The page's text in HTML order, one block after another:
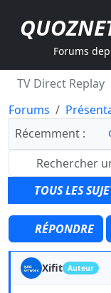
Forums
TV Direct Replay
Forums
Récemment :
TOUS LES
RÉPONDRE
Xifit Auteur